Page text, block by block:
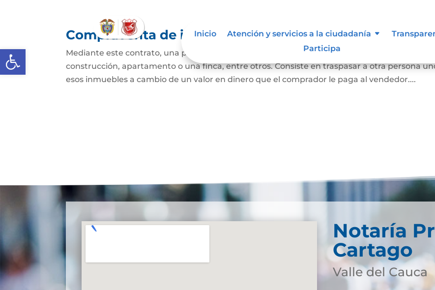
Abrir barra de herramientas
Inicio Atención y servicios a la ciudadanía
Participa
Compraventa de inmuebles
Mediante este contrato, una persona se convierte en propietaria de una casa, lote sin
construcción, apartamento o una finca, entre otros. Consiste en traspasar a otra persona
esos inmuebles a cambio de un valor en dinero que el comprador le paga al vendedor....
Notaría
Cartago
Valle del Cauca